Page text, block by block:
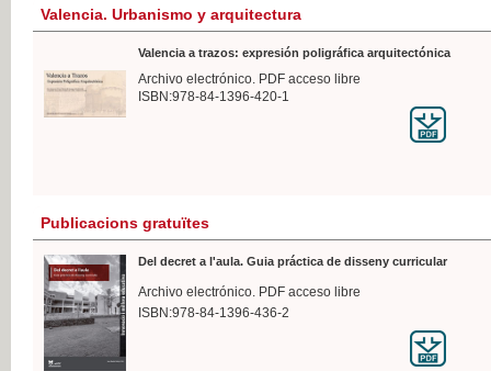
Valencia. Urbanismo y arquitectura
Valencia a trazos: expresión poligráfica arquitectónica
Archivo electrónico. PDF acceso libre
ISBN:978-84-1396-420-1
Publicacions gratuïtes
Del decret a l'aula. Guia práctica de disseny curricular
Archivo electrónico. PDF acceso libre
ISBN:978-84-1396-436-2